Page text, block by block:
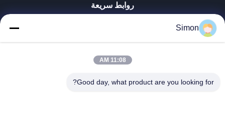
روابط سريعة
معلومات عنا
مراقبة الجودة
Simon
11:08 AM
Good day, what product are you looking for?